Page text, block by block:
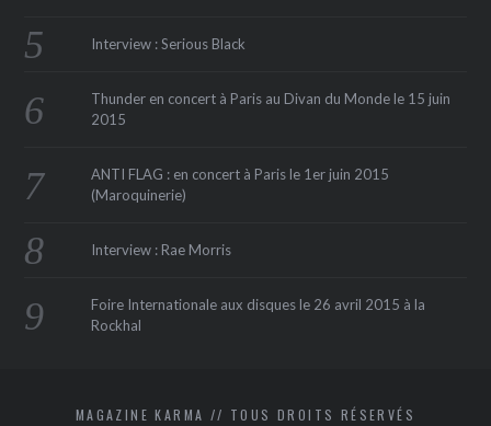
Interview : Serious Black
Thunder en concert à Paris au Divan du Monde le 15 juin
2015
ANTI FLAG : en concert à Paris le 1er juin 2015
(Maroquinerie‏)
Interview : Rae Morris
Foire Internationale aux disques le 26 avril 2015 à la
Rockhal
MAGAZINE KARMA // TOUS DROITS RÉSERVÉS